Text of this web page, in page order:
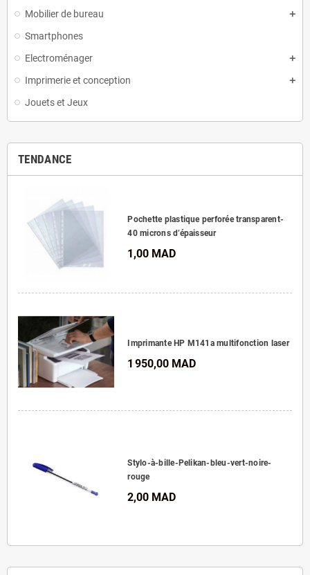
Mobilier de bureau
Smartphones
Electroménager
Imprimerie et conception
Jouets et Jeux
TENDANCE
Pochette plastique perforée transparent-
40 microns d’épaisseur
1,00 MAD
Imprimante HP M141a multifonction laser
1 950,00 MAD
Stylo-à-bille-Pelikan-bleu-vert-noire-
rouge
2,00 MAD